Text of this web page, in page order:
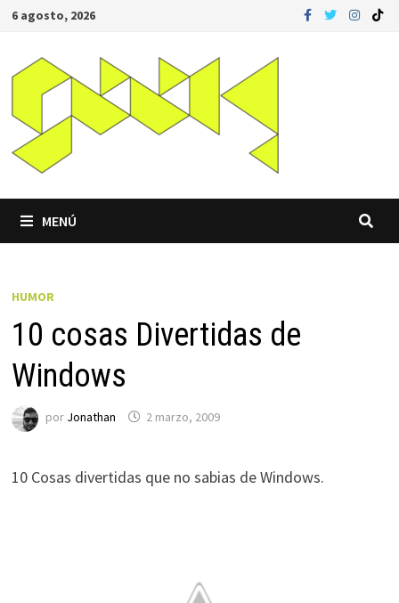
Saltar
contenido
6 agosto, 2026
MENÚ
HUMOR
10 cosas Divertidas de
Windows
por Jonathan 2 marzo, 2009
10 Cosas divertidas que no sabias de Windows.